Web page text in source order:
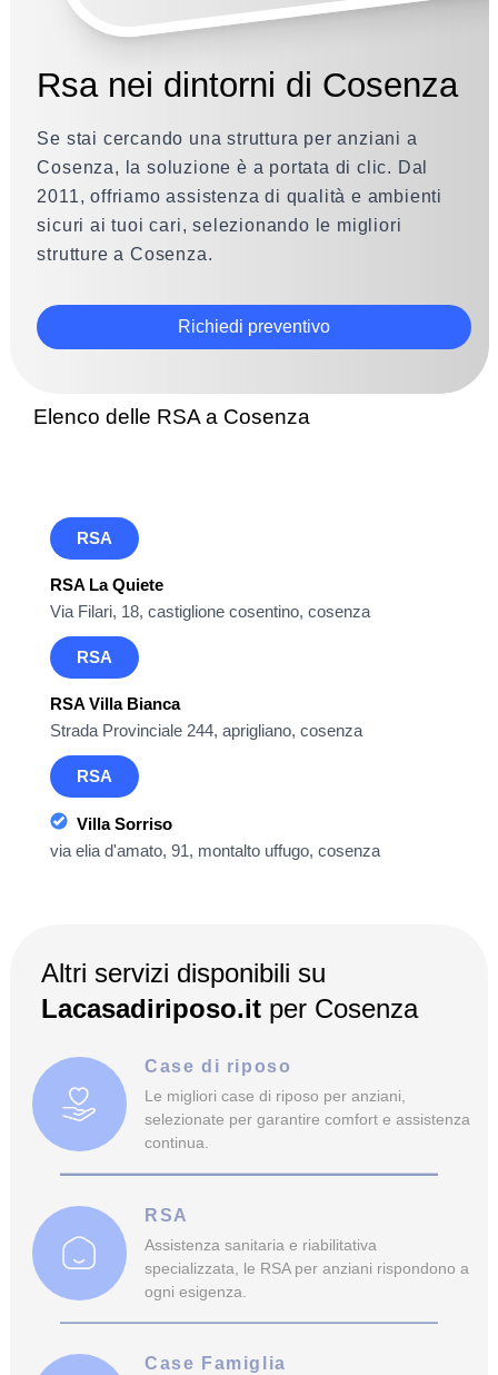
Rsa nei dintorni di Cosenza
Se stai cercando una struttura per anziani a
Cosenza, la soluzione è a portata di clic. Dal
2011, offriamo assistenza di qualità e ambienti
sicuri ai tuoi cari, selezionando le migliori
strutture a Cosenza.
Richiedi preventivo
Elenco delle RSA a Cosenza
RSA
RSA La Quiete
Via Filari, 18, castiglione cosentino, cosenza
RSA
RSA Villa Bianca
Strada Provinciale 244, aprigliano, cosenza
RSA
Villa Sorriso
via elia d'amato, 91, montalto uffugo, cosenza
Altri servizi disponibili su
Lacasadiriposo.it per Cosenza
Case di riposo
Le migliori case di riposo per anziani,
selezionate per garantire comfort e assistenza
continua.
RSA
Assistenza sanitaria e riabilitativa
specializzata, le RSA per anziani rispondono a
ogni esigenza.
Case Famiglia